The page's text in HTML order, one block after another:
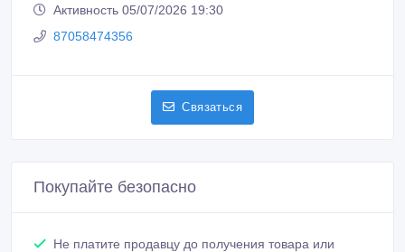
Активность 05/07/2026 19:30
87058474356
Связаться
Покупайте безопасно
Не платите продавцу до получения товара или